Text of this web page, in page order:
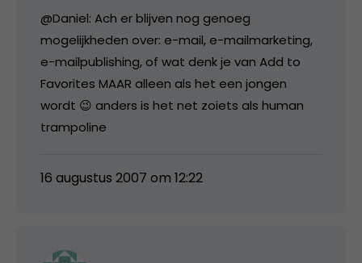
@Daniel: Ach er blijven nog genoeg
mogelijkheden over: e-mail, e-mailmarketing,
e-mailpublishing, of wat denk je van Add to
Favorites MAAR alleen als het een jongen
wordt 😉 anders is het net zoiets als human
trampoline
16 augustus 2007 om 12:22